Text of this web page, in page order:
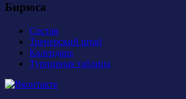
Бирюса
Состав
Тренерский штаб
Календарь
Турнирная таблица